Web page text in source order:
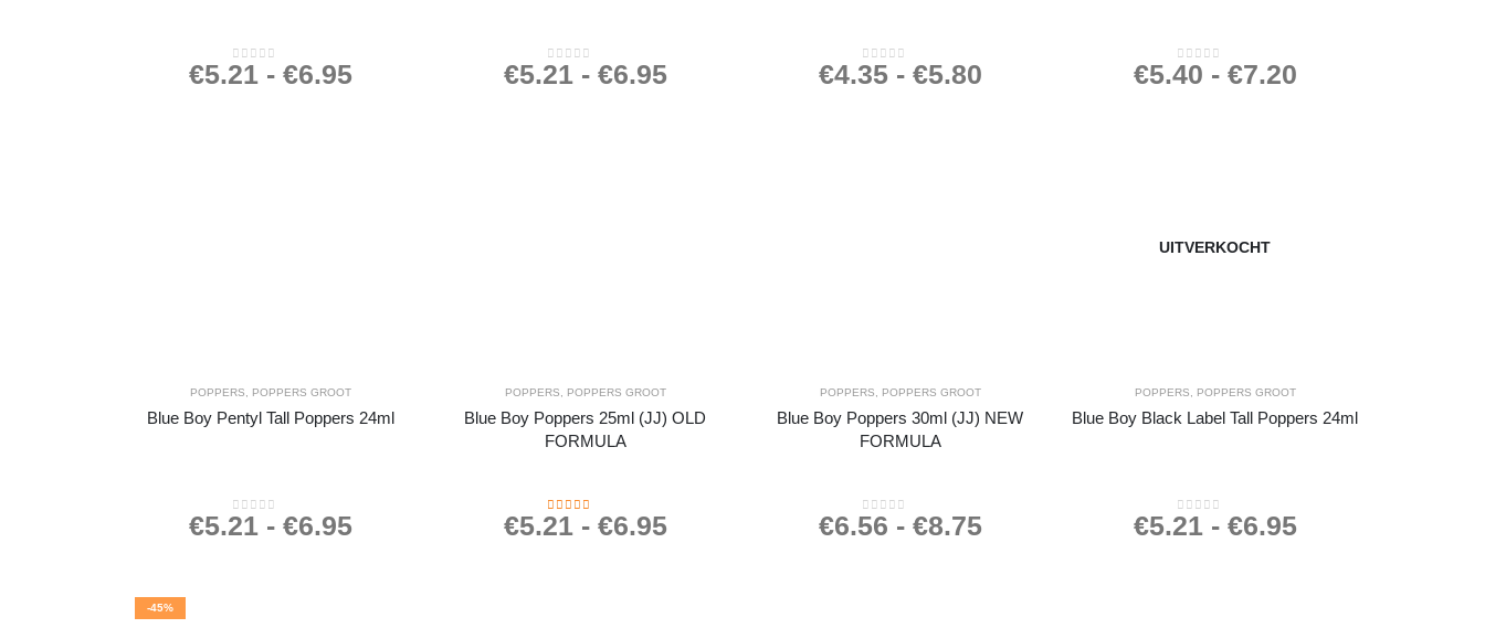
0out of 5
€5.21- €6.95 0out of 5
€5.21- €6.95 0out of 5
€4.35- €5.80 0 out of 5
€5.40 - €7.20
POPPERS POPPERS GROOT
Blue Boy Pentyl Tall Poppers 24ml
0out of 5
€5.21- €6.95
POPPERS POPPERS GROOT
Blue Boy Poppers 25ml (JJ) OLD
FORMULA
4.47 out of 5
€5.21- €6.95
POPPERS POPPERS GROOT
Blue Boy Poppers 30ml (JJ) NEW
FORMULA
0out of 5
€6.56 - €8.75
UITVERKOCHT
POPPERS POPPERS GROOT
Blue Boy Black Label Tall Poppers 24ml
0out of 5
€5.21- €6.95
-45%